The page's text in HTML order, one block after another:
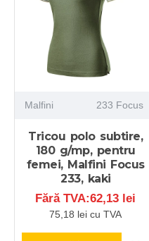
Malfini 233 Focus
Tricou polo subtire,
180 g/mp, pentru
femei, Malfini Focus
233, kaki
Fără TVA:62,13 lei
75,18 lei cu TVA